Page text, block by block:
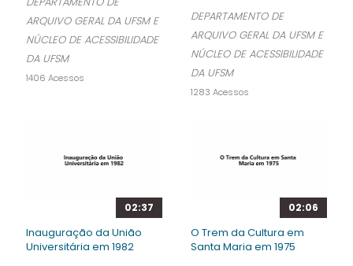
ARQUIVO GERAL DA UFSM E
NÚCLEO DE ACESSIBILIDADE
DA UFSM
1406 Acessos
DEPARTAMENTO DE
ARQUIVO GERAL DA UFSM E
NÚCLEO DE ACESSIBILIDADE
DA UFSM
1283 Acessos
02:37
Inauguração da União
Universitária em 1982
02:06
O Trem da Cultura em
Santa Maria em 1975